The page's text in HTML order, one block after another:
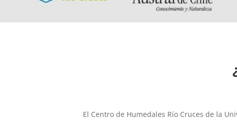
El Centro de Humedales Río Cruces de la